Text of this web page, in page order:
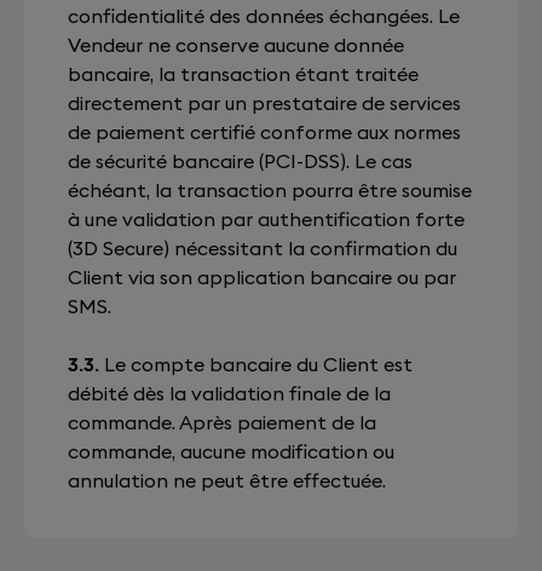
confidentialité des données échangées. Le
Vendeur ne conserve aucune donnée
bancaire, la transaction étant traitée
directement par un prestataire de services
de paiement certifié conforme aux normes
de sécurité bancaire (PCI-DSS). Le cas
échéant, la transaction pourra être soumise
à une validation par authentification forte
(3D Secure) nécessitant la confirmation du
Client via son application bancaire ou par
SMS.
3.3. Le compte bancaire du Client est
débité dès la validation finale de la
commande. Après paiement de la
commande, aucune modification ou
annulation ne peut être effectuée.